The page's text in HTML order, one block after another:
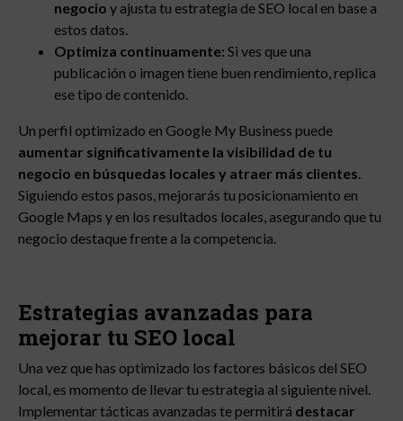
negocio y ajusta tu estrategia de SEO local en base a
estos datos.
Optimiza continuamente: Si ves que una
publicación o imagen tiene buen rendimiento, replica
ese tipo de contenido.
Un perfil optimizado en Google My Business puede
aumentar significativamente la visibilidad de tu
negocio en búsquedas locales y atraer más clientes.
Siguiendo estos pasos, mejorarás tu posicionamiento en
Google Maps y en los resultados locales, asegurando que tu
negocio destaque frente a la competencia.
Estrategias avanzadas para
mejorar tu SEO local
Una vez que has optimizado los factores básicos del SEO
local, es momento de llevar tu estrategia al siguiente nivel.
Implementar tácticas avanzadas te permitirá destacar